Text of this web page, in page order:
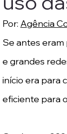
Por: Agência
Se antes eram
e grandes
início era para
eficiente para